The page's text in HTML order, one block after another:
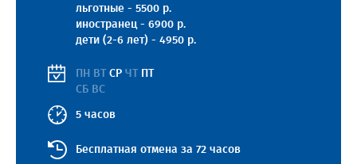
льготные - 5500 р.
иностранец - 6900 р.
дети (2-6 лет) - 4950 р.
ПН ВТ СР ЧТ
СБ ВС
5 часов
Бесплатная отмена за 72 часов